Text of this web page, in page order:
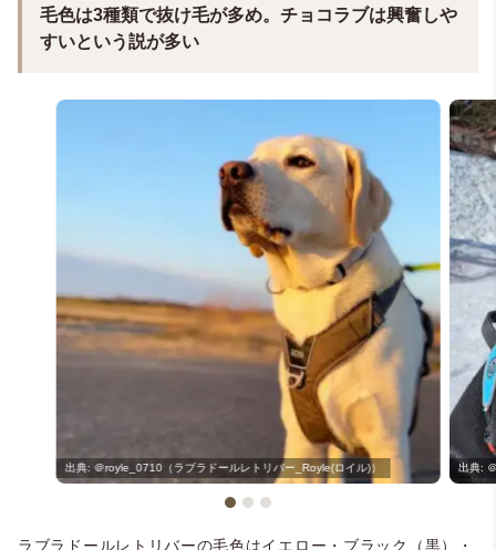
毛色は3種類で抜け毛が多め。チョコラブは興奮しや
すいという説が多い
＠royle_0710（ラブラドールレトリバー_Royle(ロイル)）
ラブラドールレトリバーの毛色はイエロー・ブラック（黒）・